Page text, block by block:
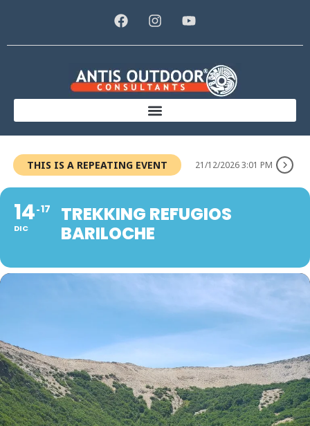
THIS IS A REPEATING EVENT 21/12/2026 3:01 PM
14
DIC
17
TREKKING REFUGIOS
BARILOCHE